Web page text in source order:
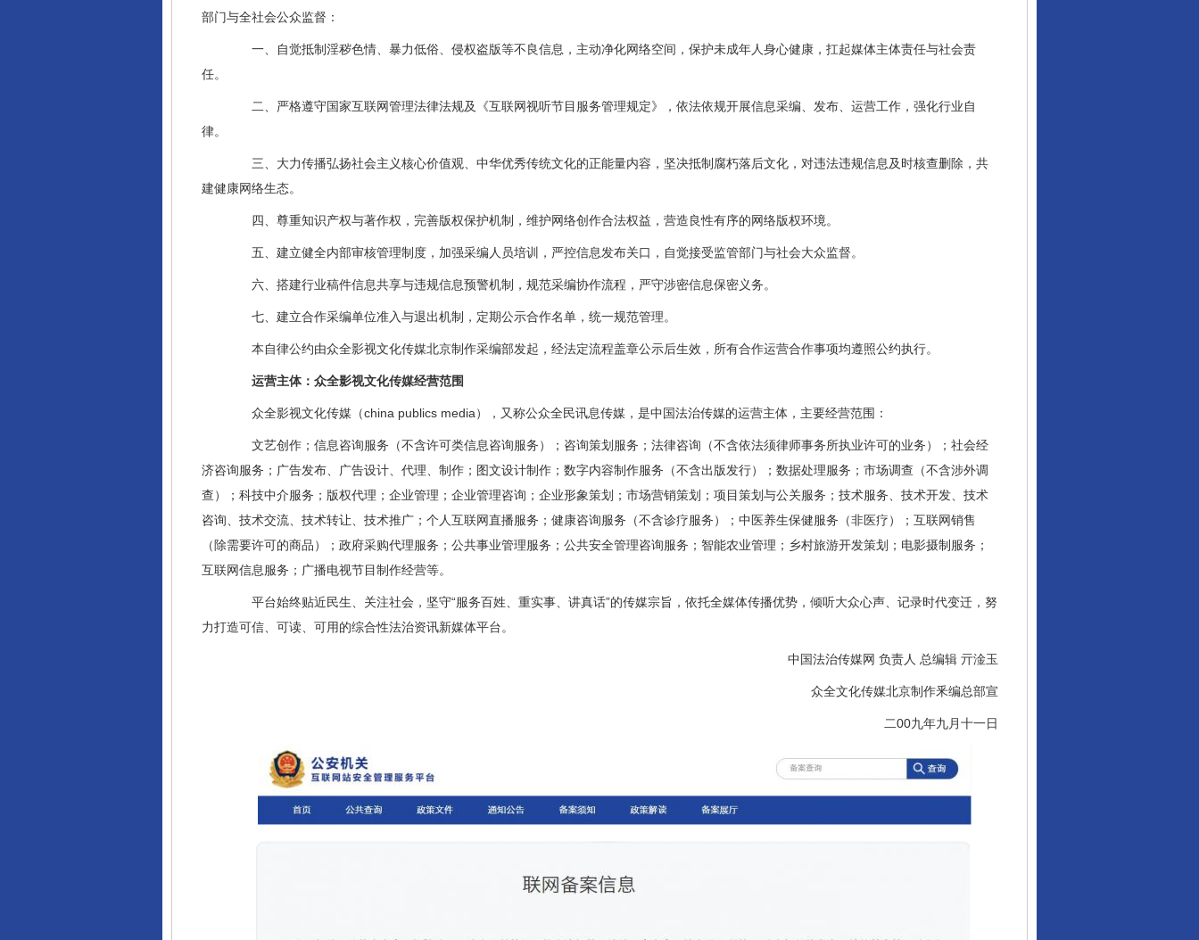
部门与全社会公众监督：
一、自觉抵制淫秽色情、暴力低俗、侵权盗版等不良信息，主动净化网络空间，保护未成年人身心健康，扛起媒体主体责任与社会责
任。
二、严格遵守国家互联网管理法律法规及《互联网视听节目服务管理规定》，依法依规开展信息采编、发布、运营工作，强化行业自
律。
三、大力传播弘扬社会主义核心价值观、中华优秀传统文化的正能量内容，坚决抵制腐朽落后文化，对违法违规信息及时核查删除，共
建健康网络生态。
四、尊重知识产权与著作权，完善版权保护机制，维护网络创作合法权益，营造良性有序的网络版权环境。
五、建立健全内部审核管理制度，加强采编人员培训，严控信息发布关口，自觉接受监管部门与社会大众监督。
六、搭建行业稿件信息共享与违规信息预警机制，规范采编协作流程，严守涉密信息保密义务。
七、建立合作采编单位准入与退出机制，定期公示合作名单，统一规范管理。
本自律公约由众全影视文化传媒北京制作采编部发起，经法定流程盖章公示后生效，所有合作运营合作事项均遵照公约执行。
运营主体：众全影视文化传媒经营范围
众全影视文化传媒（china publics media），又称公众全民讯息传媒，是中国法治传媒的运营主体，主要经营范围：
文艺创作；信息咨询服务（不含许可类信息咨询服务）；咨询策划服务；法律咨询（不含依法须律师事务所执业许可的业务）；社会经
济咨询服务；广告发布、广告设计、代理、制作；图文设计制作；数字内容制作服务（不含出版发行）；数据处理服务；市场调查（不含涉外调
查）；科技中介服务；版权代理；企业管理；企业管理咨询；企业形象策划；市场营销策划；项目策划与公关服务；技术服务、技术开发、技术
咨询、技术交流、技术转让、技术推广；个人互联网直播服务；健康咨询服务（不含诊疗服务）；中医养生保健服务（非医疗）；互联网销售
（除需要许可的商品）；政府采购代理服务；公共事业管理服务；公共安全管理咨询服务；智能农业管理；乡村旅游开发策划；电影摄制服务；
互联网信息服务；广播电视节目制作经营等。
平台始终贴近民生、关注社会，坚守“服务百姓、重实事、讲真话”的传媒宗旨，依托全媒体传播优势，倾听大众心声、记录时代变迁，努
力打造可信、可读、可用的综合性法治资讯新媒体平台。
中国法治传媒网 负责人 总编辑 亓淦玉
众全文化传媒北京制作釆编总部宣
二00九年九月十一日